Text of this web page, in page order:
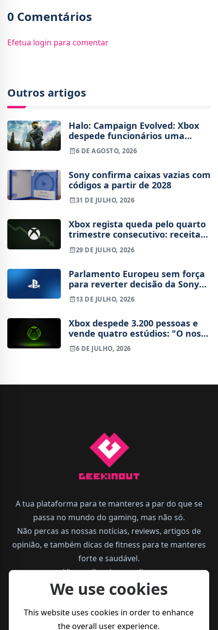
0 Comentários
Efetua login para comentar
Outros artigos
Halo: Campaign Evolved: Xbox
despede funcionários uma
semana após o lançamento
6 DE AGOSTO, 2026
Sony confirma caixas vazias com
códigos a partir de 2028
31 DE JULHO, 2026
Xbox regista queda pelo quarto
trimestre consecutivo: receitas
de hardware e conteúdo em
queda
29 DE JULHO, 2026
Parlamento Europeu sem força
para reverter decisão da Sony
de fabricar jogos em disco
13 DE JULHO, 2026
Xbox despede 3.200 pessoas e
vende quatro estúdios: "O nosso
negócio não está saudável"
6 DE JULHO, 2026
A tua plataforma para te manteres a par do que se
passa no mundo do gaming, mas não só.
Não percas as nossas notícias, reviews, artigos de
opinião, e também dicas de fitness para te manteres
forte e saudável.
Vive melhor, joga melhor.
We use cookies
This website uses cookies in order to enhance
the overall user experience.